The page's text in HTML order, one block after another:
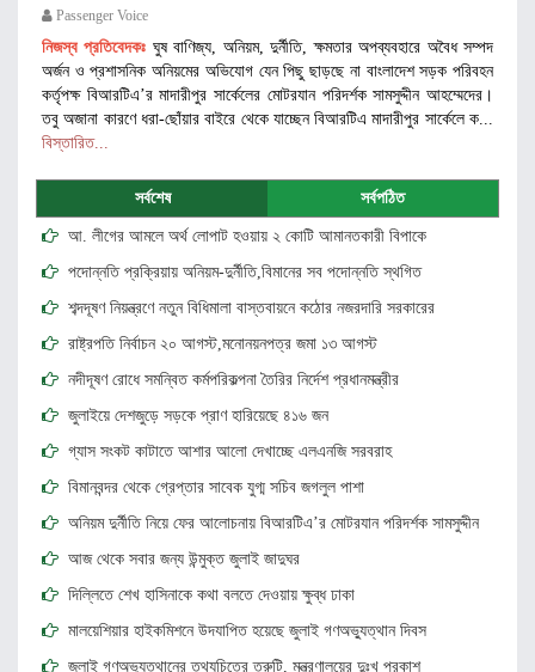
Passenger Voice
নিজস্ব প্রতিবেদকঃ ঘুষ বাণিজ্য, অনিয়ম, দুর্নীতি, ক্ষমতার অপব্যবহারে অবৈধ সম্পদ
অর্জন ও প্রশাসনিক অনিয়মের অভিযোগ যেন পিছু ছাড়ছে না বাংলাদেশ সড়ক পরিবহন
কর্তৃপক্ষ বিআরটিএ’র মাদারীপুর সার্কেলের মোটরযান পরিদর্শক সামসুদ্দীন আহম্মেদের।
তবু অজানা কারণে ধরা-ছোঁয়ার বাইরে থেকে যাচ্ছেন বিআরটিএ মাদারীপুর সার্কেলে ক...
বিস্তারিত...
সর্বশেষ সর্বপঠিত
আ. লীগের আমলে অর্থ লোপাট হওয়ায় ২ কোটি আমানতকারী বিপাকে
পদোন্নতি প্রক্রিয়ায় অনিয়ম-দুর্নীতি,বিমানের সব পদোন্নতি স্থগিত
শব্দদূষণ নিয়ন্ত্রণে নতুন বিধিমালা বাস্তবায়নে কঠোর নজরদারি সরকারের
রাষ্ট্রপতি নির্বাচন ২০ আগস্ট,মনোনয়নপত্র জমা ১‌৩ আগস্ট
নদীদূষণ রোধে সমন্বিত কর্মপরিকল্পনা তৈরির নির্দেশ প্রধানমন্ত্রীর
জুলাইয়ে দেশজুড়ে সড়কে প্রাণ হারিয়েছে ৪১৬ জন
গ্যাস সংকট কাটাতে আশার আলো দেখাচ্ছে এলএনজি সরবরাহ
বিমানবন্দর থেকে গ্রেপ্তার সাবেক যুগ্ম সচিব জগলুল পাশা
অনিয়ম দুর্নীতি নিয়ে ফের আলোচনায় বিআরটিএ’র মোটরযান পরিদর্শক সামসুদ্দীন
আজ থেকে সবার জন্য উন্মুক্ত জুলাই জাদুঘর
দিল্লিতে শেখ হাসিনাকে কথা বলতে দেওয়ায় ক্ষুব্ধ ঢাকা
মালয়েশিয়ার হাইকমিশনে উদযাপিত হয়েছে জুলাই গণঅভ্যুত্থান দিবস
জুলাই গণঅভ্যুত্থানের তথ্যচিত্রে ত্রুটি, মন্ত্রণালয়ের দুঃখ প্রকাশ